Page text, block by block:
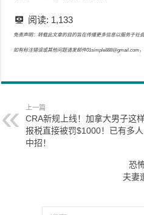
阅读: 1,133
免责声明：转载此文章的目的旨在传播更多信息以服务于社
如有标注错误或其他问题请发邮件01simple888@gmail.com，
上一篇
CRA新规上线！加拿大男子这
报税直接被罚$1000！已有多人
中招！
恐
夫妻